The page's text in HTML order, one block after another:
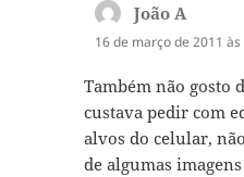
João A
16 de março de 2011 às
Também não gosto
custava pedir com
alvos do celular,
de algumas